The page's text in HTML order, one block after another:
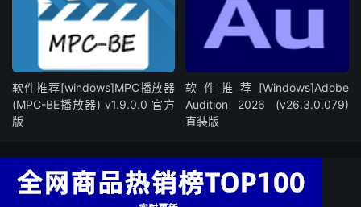
软件推荐[windows]MPC播放器
(MPC-BE播放器) v1.9.0.0 官方
版
软件推荐[Windows]Adobe
Audition 2026 (v26.3.0.079)
直装版